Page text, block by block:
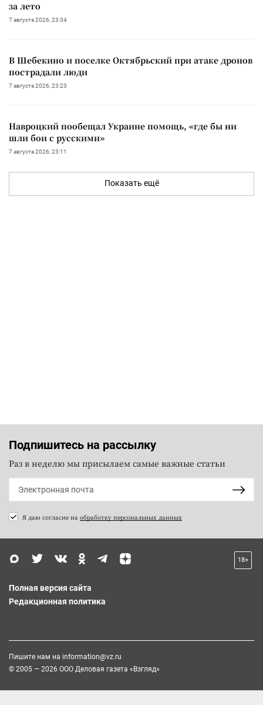
за лето
7 августа 2026, 23:34
В Шебекино и поселке Октябрьский при атаке дронов
пострадали люди
7 августа 2026, 23:23
Навроцкий пообещал Украине помощь, «где бы ни
шли бои с русскими»
7 августа 2026, 23:11
Показать ещё
Подпишитесь на рассылку
Раз в неделю мы присылаем самые важные статьи
Я даю согласие на обработку персональных данных
18+
Полная версия сайта
Редакционная политика
Пишите нам на information@vz.ru
© 2005 — 2026 ООО Деловая газета «Взгляд»